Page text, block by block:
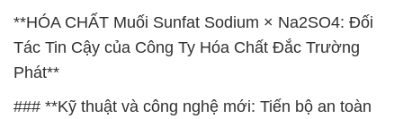
**HÓA CHẤT Muối Sunfat Sodium × Na2SO4: Đối
Tác Tin Cậy của Công Ty Hóa Chất Đắc Trường
Phát**
### **Kỹ thuật và công nghệ mới: Tiến bộ an toàn